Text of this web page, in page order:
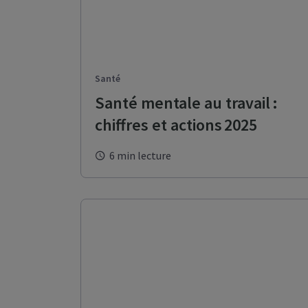
Dail
Santé
Santé mentale au travail :
chiffres et actions 2025
6 min lecture